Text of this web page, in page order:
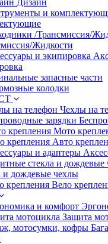
Дизайн
Жидкости
запасные части
колодки
Чехлы на
Мото
Авто
и дождевые чехлы
Вело
Защита